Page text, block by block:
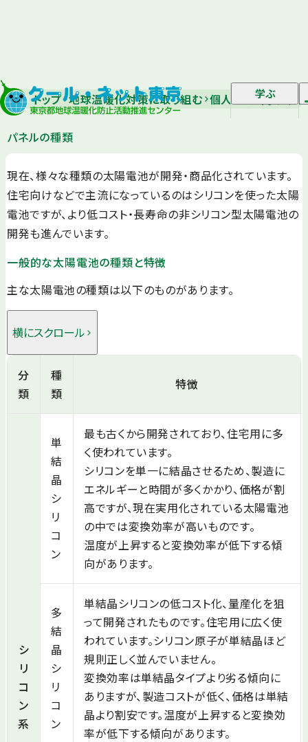
学ぶ
トップ 地球温暖化対策に取り組む 個人・家庭向け｜
パネルの種類
現在、様々な種類の太陽電池が開発・商品化されています。
住宅向けなどで主流になっているのはシリコンを使った太陽
電池ですが、より低コスト・長寿命の非シリコン型太陽電池の
開発も進んでいます。
一般的な太陽電池の種類と特徴
主な太陽電池の種類は以下のものがあります。
横にスクロール
分
類
種
類
特徴
シ
リ
コ
ン
系
単
結
晶
シ
リ
コ
ン
最も古くから開発されており、住宅用に多
く使われています。
シリコンを単一に結晶させるため、製造に
エネルギーと時間が多くかかり、価格が割
高ですが、現在実用化されている太陽電池
の中では変換効率が高いものです。
温度が上昇すると変換効率が低下する傾
向があります。
多
結
晶
シ
リ
コ
ン
単結晶シリコンの低コスト化、量産化を狙
って開発されたものです。住宅用に広く使
われています。シリコン原子が単結晶ほど
規則正しく並んでいません。
変換効率は単結晶タイプより劣る傾向に
ありますが、製造コストが低く、価格は単結
晶より割安です。温度が上昇すると変換効
率が低下する傾向があります。